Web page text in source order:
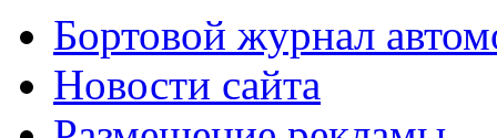
Бортовой журнал
Новости сайта